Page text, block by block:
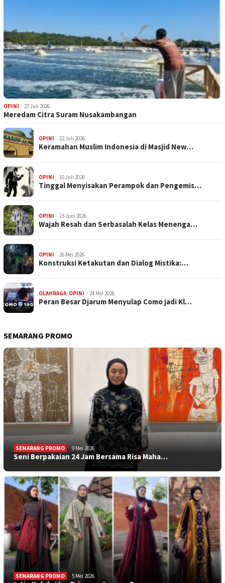
OPINI 27 Juli 2026
Meredam Citra Suram Nusakambangan
OPINI 22 Juli 2026
Keramahan Muslim Indonesia di Masjid New…
OPINI 10 Juli 2026
Tinggal Menyisakan Perampok dan Pengemis…
OPINI 23 Juni 2026
Wajah Resah dan Serbasalah Kelas Menenga…
OPINI 26 Mei 2026
Konstruksi Ketakutan dan Dialog Mistika:…
OLAHRAGA, OPINI 24 Mei 2026
Peran Besar Djarum Menyulap Como jadi Kl…
SEMARANG PROMO
SEMARANG PROMO 9 Mei 2026
Seni Berpakaian 24 Jam Bersama Risa Maha…
SEMARANG PROMO 5 Mei 2026